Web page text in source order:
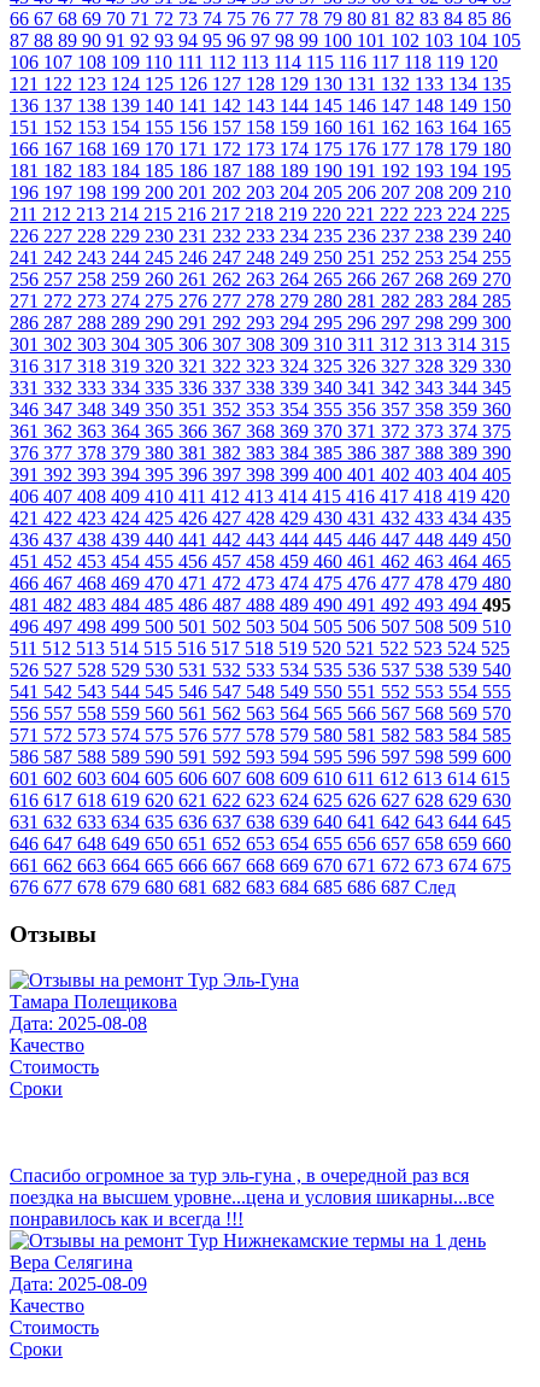
66 67 68 69 70 71 72 73 74 75 76 77 78 79 80 81 82 83 84 85 86
87 88 89 90 91 92 93 94 95 96 97 98 99 100 101 102 103 104 105
106 107 108 109 110 111 112 113 114 115 116 117 118 119 120
121 122 123 124 125 126 127 128 129 130 131 132 133 134 135
136 137 138 139 140 141 142 143 144 145 146 147 148 149 150
151 152 153 154 155 156 157 158 159 160 161 162 163 164 165
166 167 168 169 170 171 172 173 174 175 176 177 178 179 180
181 182 183 184 185 186 187 188 189 190 191 192 193 194 195
196 197 198 199 200 201 202 203 204 205 206 207 208 209 210
211 212 213 214 215 216 217 218 219 220 221 222 223 224 225
226 227 228 229 230 231 232 233 234 235 236 237 238 239 240
241 242 243 244 245 246 247 248 249 250 251 252 253 254 255
256 257 258 259 260 261 262 263 264 265 266 267 268 269 270
271 272 273 274 275 276 277 278 279 280 281 282 283 284 285
286 287 288 289 290 291 292 293 294 295 296 297 298 299 300
301 302 303 304 305 306 307 308 309 310 311 312 313 314 315
316 317 318 319 320 321 322 323 324 325 326 327 328 329 330
331 332 333 334 335 336 337 338 339 340 341 342 343 344 345
346 347 348 349 350 351 352 353 354 355 356 357 358 359 360
361 362 363 364 365 366 367 368 369 370 371 372 373 374 375
376 377 378 379 380 381 382 383 384 385 386 387 388 389 390
391 392 393 394 395 396 397 398 399 400 401 402 403 404 405
406 407 408 409 410 411 412 413 414 415 416 417 418 419 420
421 422 423 424 425 426 427 428 429 430 431 432 433 434 435
436 437 438 439 440 441 442 443 444 445 446 447 448 449 450
451 452 453 454 455 456 457 458 459 460 461 462 463 464 465
466 467 468 469 470 471 472 473 474 475 476 477 478 479 480
481 482 483 484 485 486 487 488 489 490 491 492 493 494 495
496 497 498 499 500 501 502 503 504 505 506 507 508 509 510
511 512 513 514 515 516 517 518 519 520 521 522 523 524 525
526 527 528 529 530 531 532 533 534 535 536 537 538 539 540
541 542 543 544 545 546 547 548 549 550 551 552 553 554 555
556 557 558 559 560 561 562 563 564 565 566 567 568 569 570
571 572 573 574 575 576 577 578 579 580 581 582 583 584 585
586 587 588 589 590 591 592 593 594 595 596 597 598 599 600
601 602 603 604 605 606 607 608 609 610 611 612 613 614 615
616 617 618 619 620 621 622 623 624 625 626 627 628 629 630
631 632 633 634 635 636 637 638 639 640 641 642 643 644 645
646 647 648 649 650 651 652 653 654 655 656 657 658 659 660
661 662 663 664 665 666 667 668 669 670 671 672 673 674 675
676 677 678 679 680 681 682 683 684 685 686 687 След
Отзывы
Тамара Полещикова
Дата: 2025-08-08
Качество
Стоимость
Сроки
Спасибо огромное за тур эль-гуна , в очередной раз вся
поездка на высшем уровне...цена и условия шикарны...все
понравилось как и всегда !!!
Вера Селягина
Дата: 2025-08-09
Качество
Стоимость
Сроки